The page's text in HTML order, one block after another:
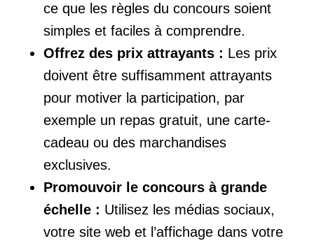
ce que les règles du concours soient
simples et faciles à comprendre.
Offrez des prix attrayants : Les prix
doivent être suffisamment attrayants
pour motiver la participation, par
exemple un repas gratuit, une carte-
cadeau ou des marchandises
exclusives.
Promouvoir le concours à grande
échelle : Utilisez les médias sociaux,
votre site web et l’affichage dans votre